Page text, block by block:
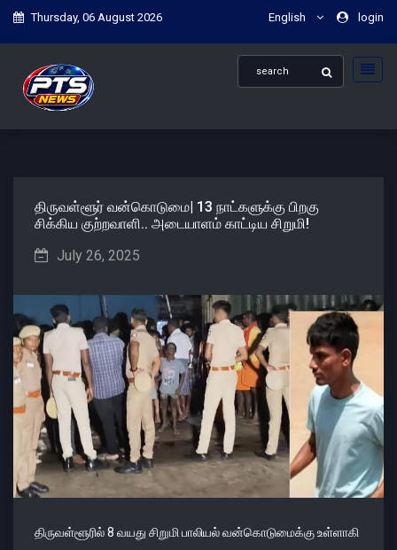
Thursday, 06 August 2026 English login
திருவள்ளூர் வன்கொடுமை| 13 நாட்களுக்கு பிறகு
சிக்கிய குற்றவாளி.. அடையாளம் காட்டிய சிறுமி!
July 26, 2025
திருவள்ளூரில் 8 வயது சிறுமி பாலியல் வன்கொடுமைக்கு உள்ளாகி